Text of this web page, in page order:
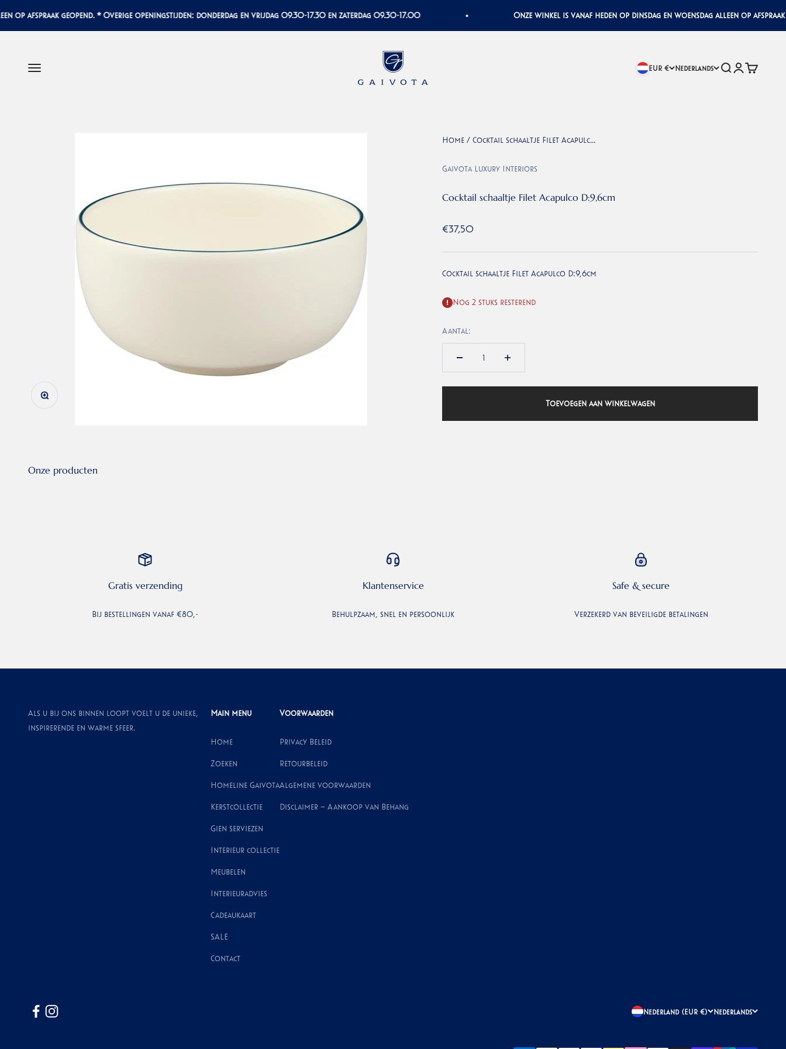
afspraak geopend. * Overige openingstijden: donderdag en vrijdag 09.30-17.30 en zaterdag 09.30-17.00 Onze winkel is vanaf heden op dinsdag en woensdag alleen op afspraak
Menu
Gaivota Luxury Interiors
EUR € Nederlands ZoekenInloggen
In-/uitzoomen
Home / Cocktail schaaltje Filet Acapulc...
Gaivota Luxury Interiors
Cocktail schaaltje Filet Acapulco D:9,6cm
Aanbiedingsprijs
€37,50
Cocktail schaaltje Filet Acapulco D:9,6cm
Nog 2 stuks resterend
Aantal:
Toevoegen aan winkelwagen
Gratis verzending
Bij bestellingen vanaf €80,-
Klantenservice
Behulpzaam, snel en persoonlijk
Safe & secure
Verzekerd van beveiligde betalingen
Als u bij ons binnen loopt voelt u de unieke,
inspirerende en warme sfeer.
Main menu
Home
Zoeken
Homeline Gaivota
Kerstcollectie
Gien serviezen
Interieur collectie
Meubelen
Interieuradvies
Cadeaukaart
SALE
Contact
Voorwaarden
Privacy Beleid
Retourbeleid
Algemene voorwaarden
Disclaimer – Aankoop van Behang
Nederland (EUR €) Nederlands